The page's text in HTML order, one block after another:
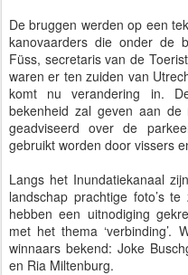
De bruggen werden op een
kanovaarders die onder de
Füss, secretaris van de
waren er ten zuiden van
komt nu verandering in.
bekenheid zal geven aan
geadviseerd over de
gebruikt worden door vissers
Langs het Inundatiekanaal
landschap prachtige foto’s
hebben een uitnodiging
met het thema ‘verbinding’.
winnaars bekend: Joke
en Ria Miltenburg.